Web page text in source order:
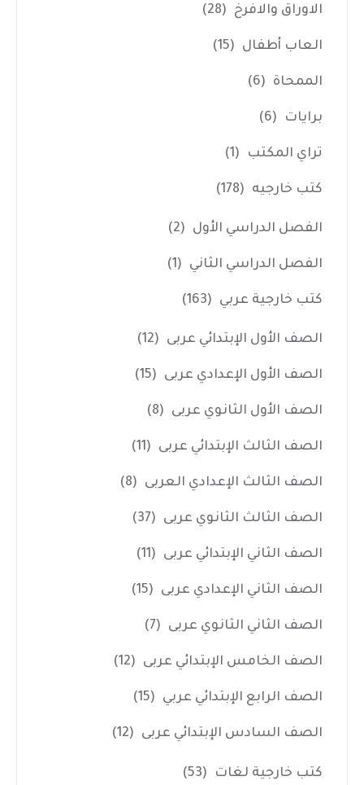
الاوراق والافرخ (28)
العاب أطفال (15)
الممحاة (6)
برايات (6)
تراي المكتب (1)
كتب خارجيه (178)
الفصل الدراسي الأول (2)
الفصل الدراسي الثاني (1)
كتب خارجية عربي (163)
الصف الأول الإبتدائي عربى (12)
الصف الأول الإعدادي عربى (15)
الصف الأول الثانوي عربى (8)
الصف الثالث الإبتدائي عربى (11)
الصف الثالث الإعدادي العربى (8)
الصف الثالث الثانوي عربى (37)
الصف الثاني الإبتدائي عربى (11)
الصف الثاني الإعدادي عربى (15)
الصف الثاني الثانوي عربى (7)
الصف الخامس الإبتدائي عربى (12)
الصف الرابع الإبتدائي عربي (15)
الصف السادس الإبتدائي عربى (12)
كتب خارجية لغات (53)